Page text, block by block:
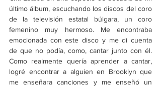
último álbum, escuchando los discos del coro
de la televisión estatal búlgara, un coro
femenino muy hermoso. Me encontraba
emocionada con este disco y me di cuenta
de que no podía, como, cantar junto con él.
Como realmente quería aprender a cantar,
logré encontrar a alguien en Brooklyn que
me enseñara canciones y me enseñó un